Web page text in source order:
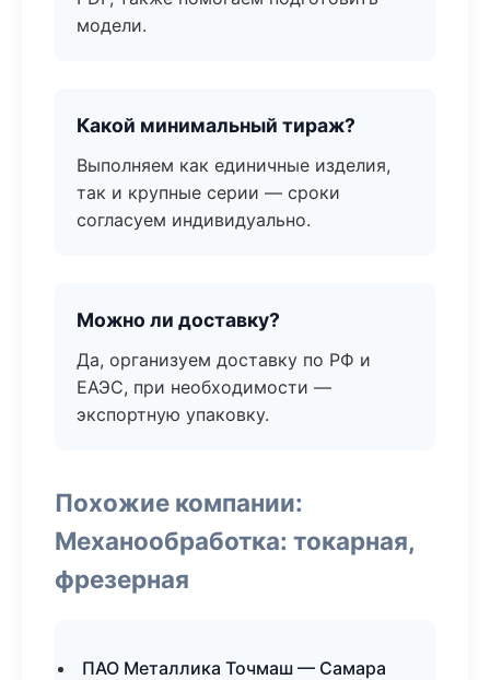
модели.
Какой минимальный тираж?
Выполняем как единичные изделия,
так и крупные серии — сроки
согласуем индивидуально.
Можно ли доставку?
Да, организуем доставку по РФ и
ЕАЭС, при необходимости —
экспортную упаковку.
Похожие компании:
Механообработка: токарная,
фрезерная
ПАО Металлика Точмаш — Самара